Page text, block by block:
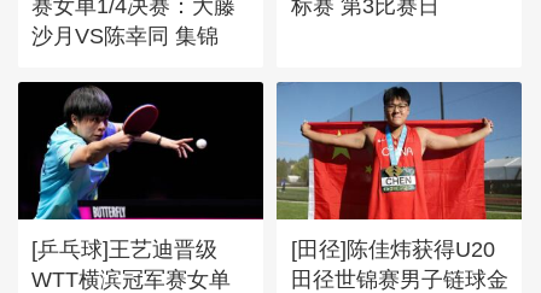
赛女单1/4决赛：大藤
沙月VS陈幸同 集锦
标赛 第3比赛日
[乒乓球]王艺迪晋级
WTT横滨冠军赛女单
[田径]陈佳炜获得U20
田径世锦赛男子链球金